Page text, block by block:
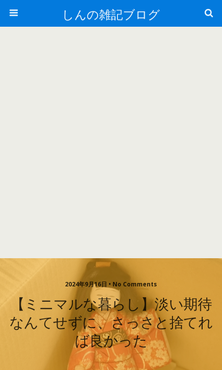
しんの雑記ブログ
2024年9月16日 • No Comments
【ミニマルな暮らし】淡い期待
なんてせずに、さっさと捨てれ
ば良かった